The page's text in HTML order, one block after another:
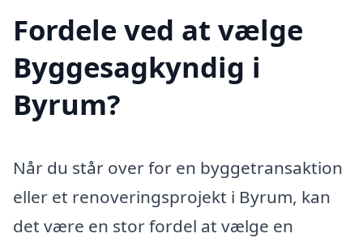
Fordele ved at vælge
Byggesagkyndig i
Byrum?
Når du står over for en byggetransaktion
eller et renoveringsprojekt i Byrum, kan
det være en stor fordel at vælge en